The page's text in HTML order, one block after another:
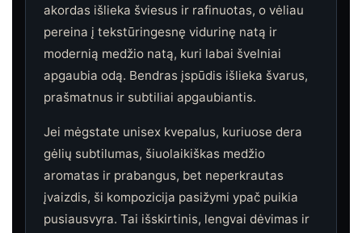
akordas išlieka šviesus ir rafinuotas, o vėliau
pereina į tekstūringesnę vidurinę natą ir
modernią medžio natą, kuri labai švelniai
apgaubia odą. Bendras įspūdis išlieka švarus,
prašmatnus ir subtiliai apgaubiantis.
Jei mėgstate unisex kvepalus, kuriuose dera
gėlių subtilumas, šiuolaikiškas medžio
aromatas ir prabangus, bet neperkrautas
įvaizdis, ši kompozicija pasižymi ypač puikia
pusiausvyra. Tai išskirtinis, lengvai dėvimas ir